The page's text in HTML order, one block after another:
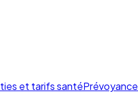
et tarifs santéPrévoyance